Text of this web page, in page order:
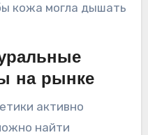
кожа могла дышать
на рынке
активно
найти